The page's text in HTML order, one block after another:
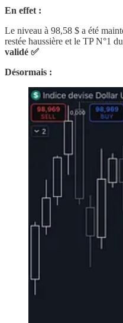
En effet :
Le niveau à 98,58 $ a été
restée haussière et le TP N°1
validé ✅
Désormais :